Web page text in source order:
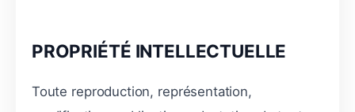
PROPRIÉTÉ INTELLECTUELLE
Toute reproduction, représentation,